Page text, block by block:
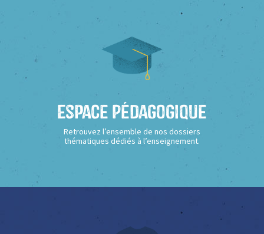
Espace Pédagogique
Retrouvez l’ensemble de nos dossiers
thématiques dédiés à l’enseignement.